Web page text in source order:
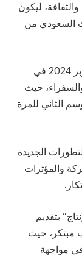
ليكون
السعودي من
وفي وقت سابق، أُقيم عرض خاص في 14 أكتوبر 2024 في
حيث
الثاني للمرة
الجديدة
والمؤثرات
بتقديم
مبتكر، حيث
مواجهة